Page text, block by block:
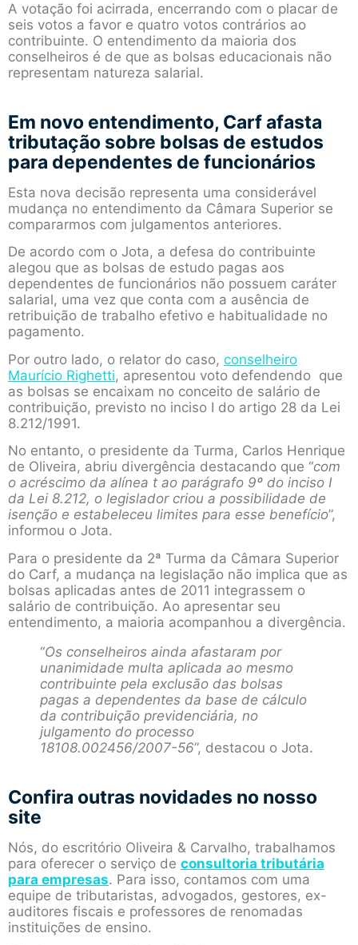
A votação foi acirrada, encerrando com o placar de
seis votos a favor e quatro votos contrários ao
contribuinte. O entendimento da maioria dos
conselheiros é de que as bolsas educacionais não
representam natureza salarial.
Em novo entendimento, Carf afasta
tributação sobre bolsas de estudos
para dependentes de funcionários
Esta nova decisão representa uma considerável
mudança no entendimento da Câmara Superior se
compararmos com julgamentos anteriores.
De acordo com o Jota, a defesa do contribuinte
alegou que as bolsas de estudo pagas aos
dependentes de funcionários não possuem caráter
salarial, uma vez que conta com a ausência de
retribuição de trabalho efetivo e habitualidade no
pagamento.
Por outro lado, o relator do caso, conselheiro
Maurício Righetti, apresentou voto defendendo que
as bolsas se encaixam no conceito de salário de
contribuição, previsto no inciso I do artigo 28 da Lei
8.212/1991.
No entanto, o presidente da Turma, Carlos Henrique
de Oliveira, abriu divergência destacando que “com
o acréscimo da alínea t ao parágrafo 9º do inciso I
da Lei 8.212, o legislador criou a possibilidade de
isenção e estabeleceu limites para esse benefício”,
informou o Jota.
Para o presidente da 2ª Turma da Câmara Superior
do Carf, a mudança na legislação não implica que as
bolsas aplicadas antes de 2011 integrassem o
salário de contribuição. Ao apresentar seu
entendimento, a maioria acompanhou a divergência.
“Os conselheiros ainda afastaram por
unanimidade multa aplicada ao mesmo
contribuinte pela exclusão das bolsas
pagas a dependentes da base de cálculo
da contribuição previdenciária, no
julgamento do processo
18108.002456/2007-56”, destacou o Jota.
Confira outras novidades no nosso
site
Nós, do escritório Oliveira & Carvalho, trabalhamos
para oferecer o serviço de consultoria tributária
para empresas. Para isso, contamos com uma
equipe de tributaristas, advogados, gestores, ex-
auditores fiscais e professores de renomadas
instituições de ensino.